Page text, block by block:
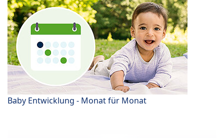
Baby Entwicklung - Monat für Monat